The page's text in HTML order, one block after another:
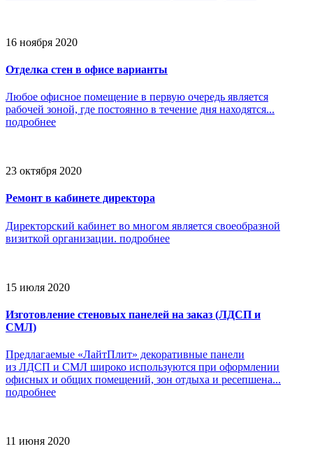
16 ноября 2020
Отделка стен в офисе варианты
Любое офисное помещение в первую очередь является
рабочей зоной, где постоянно в течение дня находятся...
подробнее
23 октября 2020
Ремонт в кабинете директора
Директорский кабинет во многом является своеобразной
визиткой организации. подробнее
15 июля 2020
Изготовление стеновых панелей на заказ (ЛДСП и
СМЛ)
Предлагаемые «ЛайтПлит» декоративные панели
из ЛДСП и СМЛ широко используются при оформлении
офисных и общих помещений, зон отдыха и ресепшена...
подробнее
11 июня 2020